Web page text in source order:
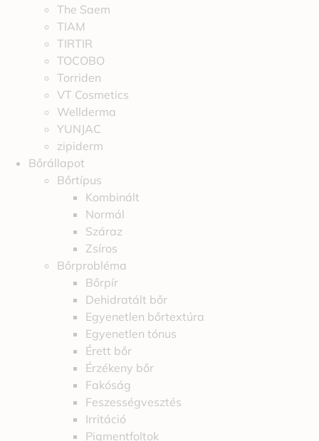
The Saem
TIAM
TIRTIR
TOCOBO
Torriden
VT Cosmetics
Wellderma
YUNJAC
zipiderm
Bőrállapot
Bőrtípus
Kombinált
Normál
Száraz
Zsíros
Bőrprobléma
Bőrpír
Dehidratált bőr
Egyenetlen bőrtextúra
Egyenetlen tónus
Érett bőr
Érzékeny bőr
Fakóság
Feszességvesztés
Irritáció
Pigmentfoltok